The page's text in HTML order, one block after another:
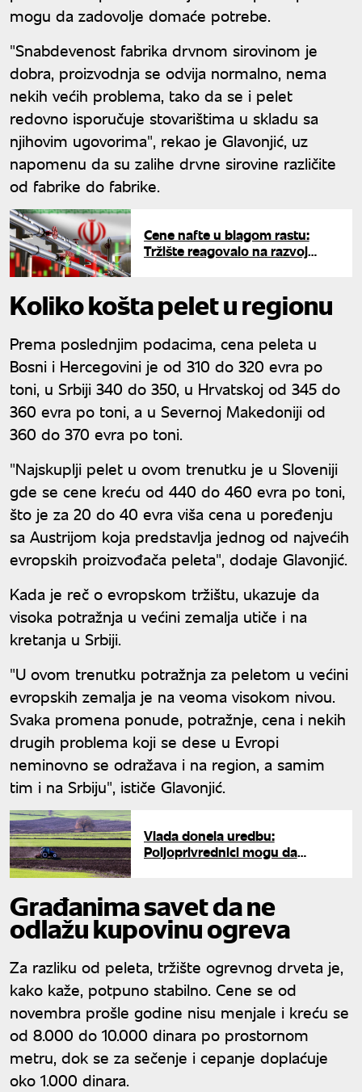
mogu da zadovolje domaće potrebe.
"Snabdevenost fabrika drvnom sirovinom je
dobra, proizvodnja se odvija normalno, nema
nekih većih problema, tako da se i pelet
redovno isporučuje stovarištima u skladu sa
njihovim ugovorima", rekao je Glavonjić, uz
napomenu da su zalihe drvne sirovine različite
od fabrike do fabrike.
Cene nafte u blagom rastu:
Tržište reagovalo na razvoj
Koliko košta pelet u regionu
Prema poslednjim podacima, cena peleta u
Bosni i Hercegovini je od 310 do 320 evra po
toni, u Srbiji 340 do 350, u Hrvatskoj od 345 do
360 evra po toni, a u Severnoj Makedoniji od
360 do 370 evra po toni.
"Najskuplji pelet u ovom trenutku je u Sloveniji
gde se cene kreću od 440 do 460 evra po toni,
što je za 20 do 40 evra viša cena u poređenju
sa Austrijom koja predstavlja jednog od najvećih
evropskih proizvođača peleta", dodaje Glavonjić.
Kada je reč o evropskom tržištu, ukazuje da
visoka potražnja u većini zemalja utiče i na
kretanja u Srbiji.
"U ovom trenutku potražnja za peletom u većini
evropskih zemalja je na veoma visokom nivou.
Svaka promena ponude, potražnje, cena i nekih
drugih problema koji se dese u Evropi
neminovno se odražava i na region, a samim
tim i na Srbiju", ističe Glavonjić.
Vlada donela uredbu:
Poljoprivrednici mogu da
Građanima savet da ne
odlažu kupovinu ogreva
Za razliku od peleta, tržište ogrevnog drveta je,
kako kaže, potpuno stabilno. Cene se od
novembra prošle godine nisu menjale i kreću se
od 8.000 do 10.000 dinara po prostornom
metru, dok se za sečenje i cepanje doplaćuje
oko 1.000 dinara.